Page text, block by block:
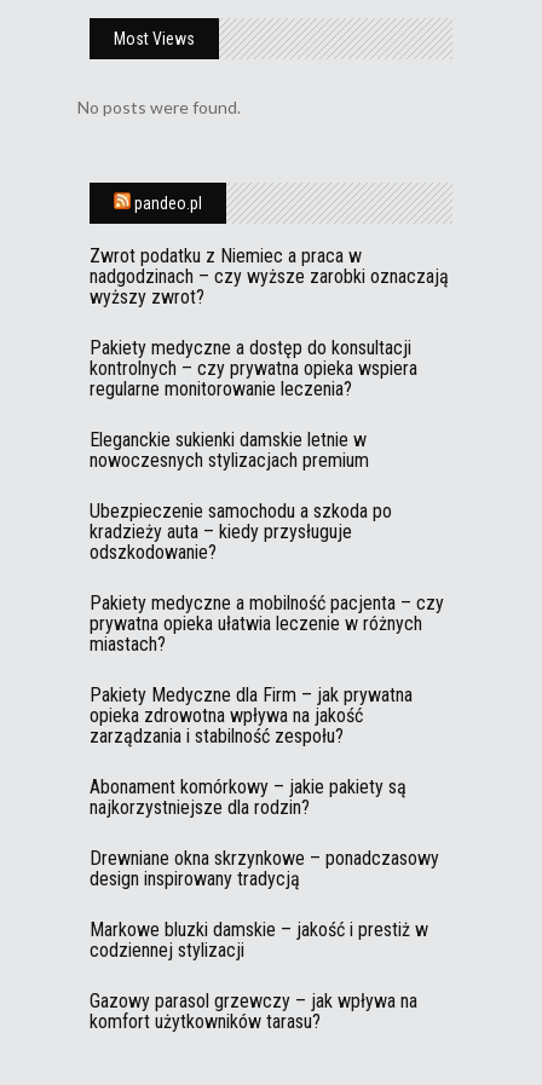
Most Views
No posts were found.
pandeo.pl
Zwrot podatku z Niemiec a praca w
nadgodzinach – czy wyższe zarobki oznaczają
wyższy zwrot?
Pakiety medyczne a dostęp do konsultacji
kontrolnych – czy prywatna opieka wspiera
regularne monitorowanie leczenia?
Eleganckie sukienki damskie letnie w
nowoczesnych stylizacjach premium
Ubezpieczenie samochodu a szkoda po
kradzieży auta – kiedy przysługuje
odszkodowanie?
Pakiety medyczne a mobilność pacjenta – czy
prywatna opieka ułatwia leczenie w różnych
miastach?
Pakiety Medyczne dla Firm – jak prywatna
opieka zdrowotna wpływa na jakość
zarządzania i stabilność zespołu?
Abonament komórkowy – jakie pakiety są
najkorzystniejsze dla rodzin?
Drewniane okna skrzynkowe – ponadczasowy
design inspirowany tradycją
Markowe bluzki damskie – jakość i prestiż w
codziennej stylizacji
Gazowy parasol grzewczy – jak wpływa na
komfort użytkowników tarasu?